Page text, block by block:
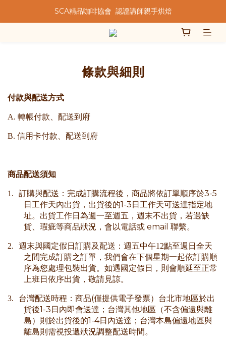
★★歡迎來到暖窩咖啡★★
SCA精品咖啡協會  認證講師親手烘焙
★★歡迎來到暖窩咖啡★★
條款與細則
付款與配送方式
A. 轉帳付款、配送到府
B. 信用卡付款、配送到府
商品配送須知
1. 訂購與配送：完成訂購流程後，商品將依訂單順序於3-5
日工作天內出貨，出貨後的1-3 日工作天可送達指定地
址。出貨工作日為週一至週五，週末不出貨，若遇缺
貨、瑕疵等商品狀況，會以電話或 email 聯繫。
2.
週末與國定假日訂購及配送：週五中午12點至週日全天
之間完成訂購之訂單，我們會在下個星期一起依訂購順
序為您處理包裝出貨。如遇國定假日，則會順延至正常
上班日依序出貨，敬請見諒。
3. 台灣配送時程：商品(僅提供電子發票）台北市地區於出
貨後1-3 日內即會送達；台灣其他地區（不含偏遠與離
島）則於出貨後的1-4日內送達；台灣本島偏遠地區與
離島則需視投遞狀況調整配送時間。